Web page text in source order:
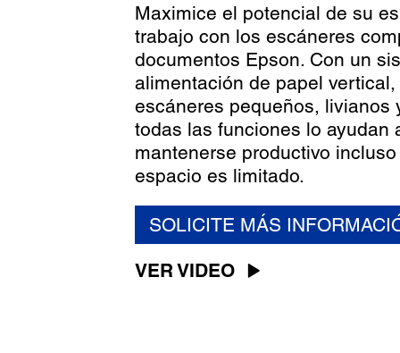
Maximice el potencial de su
trabajo con los escáneres
documentos Epson. Con un
alimentación de papel
escáneres pequeños, livianos
todas las funciones lo ayudan
mantenerse productivo
espacio es limitado.
SOLICITE MÁS
VER VIDEO